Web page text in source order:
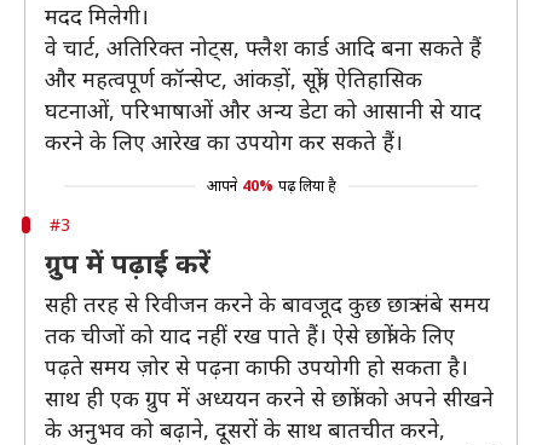
मदद मिलेगी।
वे चार्ट, अतिरिक्त नोट्स, फ्लैश कार्ड आदि बना सकते हैं
और महत्वपूर्ण कॉन्सेप्ट, आंकड़ों, सूत्रों, ऐतिहासिक
घटनाओं, परिभाषाओं और अन्य डेटा को आसानी से याद
करने के लिए आरेख का उपयोग कर सकते हैं।
आपने 40% पढ़ लिया है
#3
ग्रुप में पढ़ाई करें
सही तरह से रिवीजन करने के बावजूद कुछ छात्र लंबे समय
तक चीजों को याद नहीं रख पाते हैं। ऐसे छात्रों के लिए
पढ़ते समय ज़ोर से पढ़ना काफी उपयोगी हो सकता है।
साथ ही एक ग्रुप में अध्ययन करने से छात्रों को अपने सीखने
के अनुभव को बढ़ाने, दूसरों के साथ बातचीत करने,